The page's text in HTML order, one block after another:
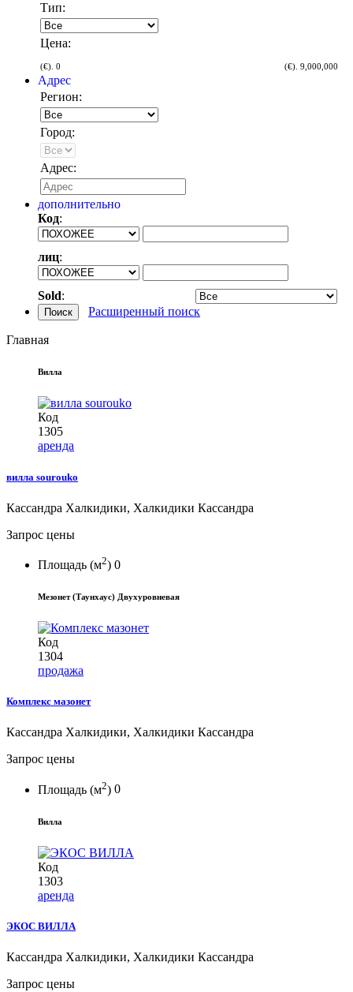
Тип:
Цена:
(€). 0 (€). 9,000,000
Адрес
Регион:
Город:
Адрес:
дополнительнo
Код:
лиц:
Sold:
Поиск Расширенный поиск
Главная
Вилла
Код
1305
аренда
вилла sourouko
Кассандра Халкидики, Халкидики Кассандра
Запрос цены
Площадь (м2) 0
Мезонет (Таунхаус) Двухуровневая
Код
1304
продажа
Комплекс мазонет
Кассандра Халкидики, Халкидики Кассандра
Запрос цены
Площадь (м2) 0
Вилла
Код
1303
аренда
ЭКОС ВИЛЛА
Кассандра Халкидики, Халкидики Кассандра
Запрос цены